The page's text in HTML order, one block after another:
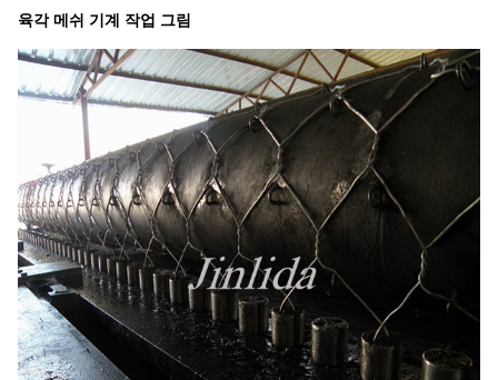
육각 메쉬 기계 작업 그림